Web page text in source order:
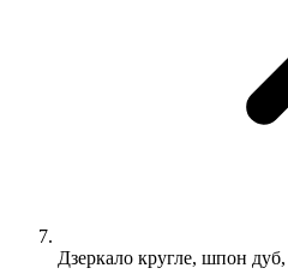
Дзеркало кругле, шпон